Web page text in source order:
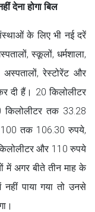
देना होगा बिल
के लिए भी नई दरें
स्कूलों, धर्मशाला,
अस्पतालों, रेस्टोरेंट और
दी हैं। 20 किलोलीटर
तक 33.28
तक 106.30 रुपये,
और 110 रुपये
में अगर बीते तीन माह के
नहीं पाया गया तो उनसे